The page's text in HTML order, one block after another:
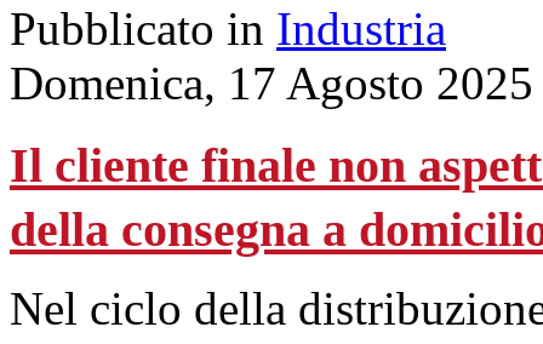
Pubblicato in Industria
Domenica, 17 Agosto
Il cliente finale non
della consegna a
Nel ciclo della